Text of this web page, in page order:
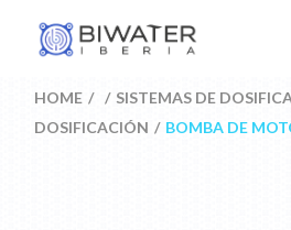
HOME SISTEMAS DE
DOSIFICACIÓN
BOMBA DE